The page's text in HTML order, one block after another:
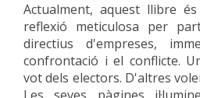
Actualment, aquest llibre
reflexió meticulosa per
directius d'empreses,
confrontació i el conflicte.
vot dels electors. D'altres